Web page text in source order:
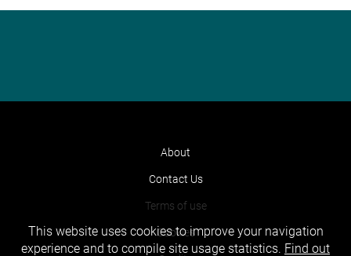
About
Contact Us
Terms of use
Cookies
This website uses cookies to improve your navigation
experience and to compile site usage statistics. Find out